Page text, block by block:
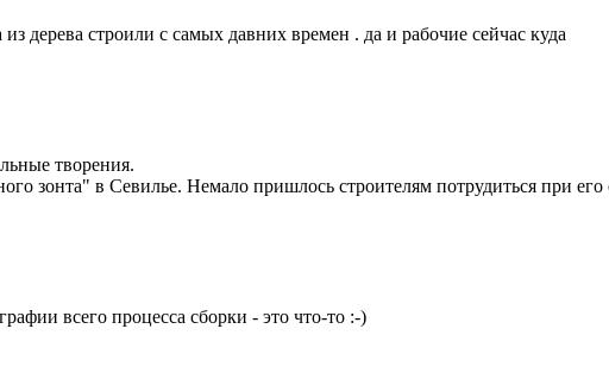
дерева строили с самых давних времен . да и рабочие сейчас куда
творения.
зонта" в Севилье. Немало пришлось строителям потрудиться при его
всего процесса сборки - это что-то :-)